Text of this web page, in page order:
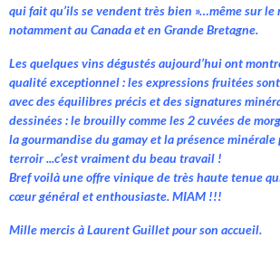
qui fait qu’ils se vendent très bien »…même sur le
notamment au Canada et en Grande Bretagne.
Les quelques vins dégustés aujourd’hui ont
qualité exceptionnel : les expressions fruitées
avec des équilibres précis et des signatures
dessinées : le brouilly comme les 2 cuvées de
la gourmandise du gamay et la présence minérale
terroir ...c’est vraiment du beau travail !
Bref voilà une offre vinique de très haute tenue
cœur général et enthousiaste. MIAM !!!
Mille mercis à Laurent Guillet pour son accueil.